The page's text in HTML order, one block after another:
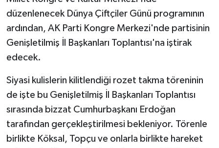
düzenlenecek Dünya Çiftçiler Günü programının
ardından, AK Parti Kongre Merkezi'nde partisinin
Genişletilmiş İl Başkanları Toplantısı'na iştirak
edecek.
Siyasi kulislerin kilitlendiği rozet takma töreninin
de işte bu Genişletilmiş İl Başkanları Toplantısı
sırasında bizzat Cumhurbaşkanı Erdoğan
tarafından gerçekleştirilmesi bekleniyor. Törenle
birlikte Köksal, Topçu ve onlarla birlikte hareket